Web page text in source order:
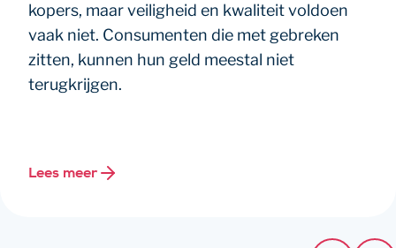
kopers, maar veiligheid en kwaliteit voldoen
vaak niet. Consumenten die met gebreken
zitten, kunnen hun geld meestal niet
terugkrijgen.
Lees meer